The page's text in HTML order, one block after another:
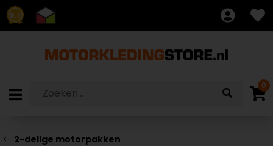
8.7
0
2-delige motorpakken